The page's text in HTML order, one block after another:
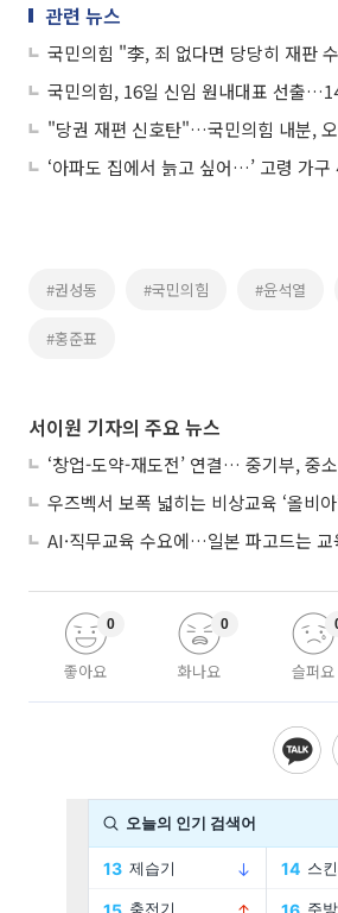
관련 뉴스
국민의힘, 16일 신임 원내대표 선출
"당권 재편 신호탄"…국민의힘 내분,
‘아파도 집에서 늙고 싶어…’ 고령 가
#권성동 #국민의힘 #윤석열
#홍준표
서이원 기자의 주요 뉴스
AI·직무교육 수요에…일본 파고드는 교
좋아요
0
화나요
0
슬퍼요